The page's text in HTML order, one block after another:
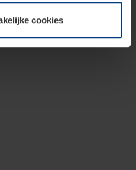
cookies